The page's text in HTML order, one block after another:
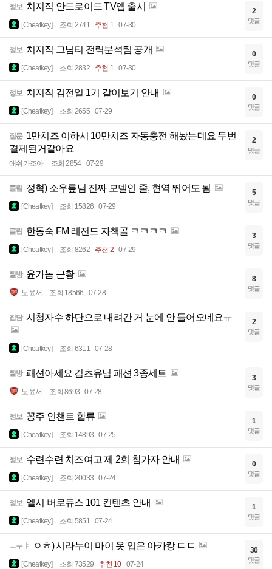
정보 치지직 안드로이드 TV앱 출시
[Cheatkey] 조회 2741 추천 1 07-30
2
댓글
정보 치지직 그님티 전력분석팀 공개
[Cheatkey] 조회 2832 추천 1 07-30
0
댓글
정보 치지직 김전일 1기 같이보기 안내
[Cheatkey] 조회 2655 07-29
0
댓글
질문 1만치즈 이하시 10만치즈 자동충전 해놨는데요 두번
결제된거같아요
애쉬가조아 조회 2854 07-29
2
댓글
클립 정혁) 소우릎님 진짜 모델인 줄, 현역 뛰어도 됨
[Cheatkey] 조회 15826 07-29
5
댓글
클립 한동숙 FM 레전드 자책골 ㅋㅋㅋㅋ
[Cheatkey] 조회 8262 추천 2 07-29
3
댓글
짤방 윤가놈 근황
노윤서 조회 18566 07-28
8
댓글
잡담 시청자수 하단으로 내려간 거 눈에 안 들어오네요ㅠ
[Cheatkey] 조회 6311 07-28
2
댓글
짤방 패션아세요 김츠유님 패션 3종세트
노윤서 조회 8693 07-28
3
댓글
정보 꽁주 인챈트 합류
[Cheatkey] 조회 14893 07-25
1
댓글
정보 수련수련 치즈여고 제 2회 참가자 안내
[Cheatkey] 조회 20033 07-24
0
댓글
정보 엘시 버로듀스 101 컨텐츠 안내
[Cheatkey] 조회 5851 07-24
1
댓글
ㅗㅜㅑ ㅇㅎ) 시라누이 마이 옷 입은 아카캉 ㄷㄷ
[Cheatkey] 조회 73529 추천 10 07-24
30
댓글